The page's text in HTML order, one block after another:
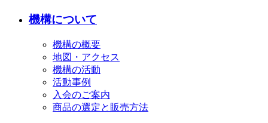
機構について
機構の概要
地図・アクセス
機構の活動
活動事例
入会のご案内
商品の選定と販売方法